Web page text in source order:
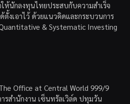
ห้นักลงทุนไทยประสบกับความสำเร็จ
ตั้งเอาไว้ ด้วยแนวคิดและกระบวนการ
& Systematic Investing
Office at Central World 999/9
รสำนักงาน เซ็นทรัลเวิล์ด ปทุมวัน